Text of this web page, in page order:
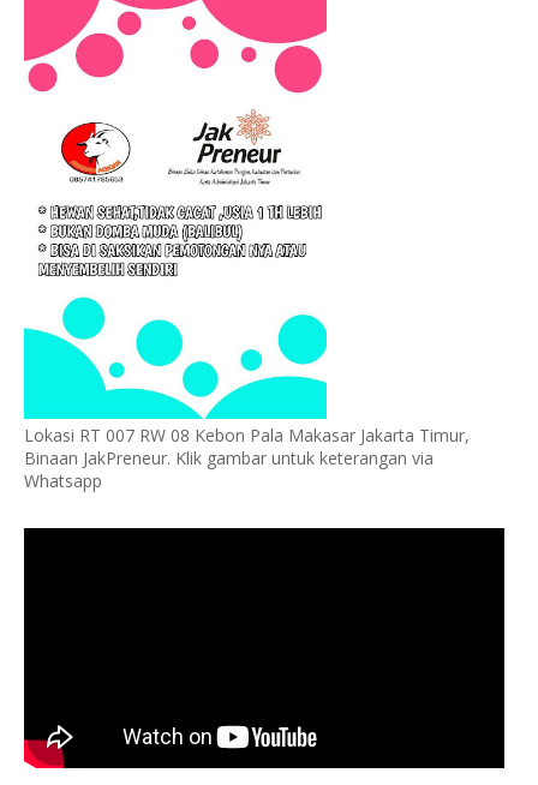
Lokasi RT 007 RW 08 Kebon Pala Makasar Jakarta Timur,
Binaan JakPreneur. Klik gambar untuk keterangan via
Whatsapp